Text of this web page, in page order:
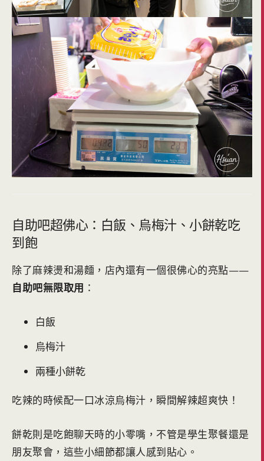
自助吧超佛心：白飯、烏梅汁、小餅乾吃
到飽
除了麻辣燙和湯麵，店內還有一個很佛心的亮點——
自助吧無限取用 ：
白飯
烏梅汁
兩種小餅乾
吃辣的時候配一口冰涼烏梅汁，瞬間解辣超爽快！
餅乾則是吃飽聊天時的小零嘴，不管是學生聚餐還是
朋友聚會，這些小細節都讓人感到貼心。